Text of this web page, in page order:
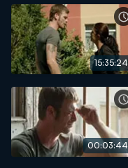
15:35:24
00:03:44